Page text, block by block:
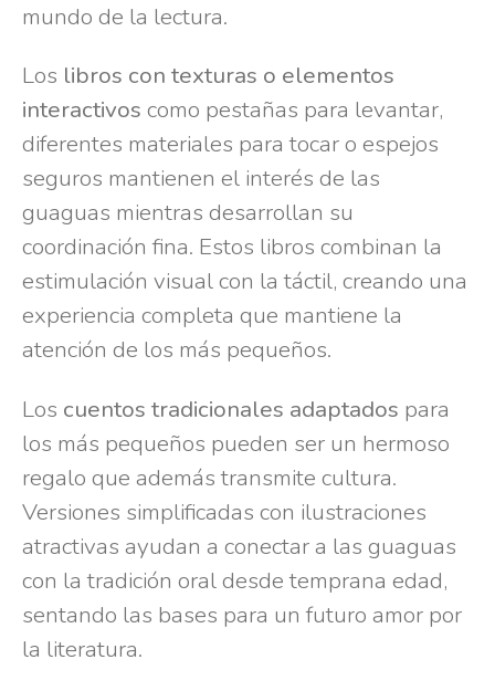
mundo de la lectura.
Los libros con texturas o elementos
interactivos como pestañas para levantar,
diferentes materiales para tocar o espejos
seguros mantienen el interés de las
guaguas mientras desarrollan su
coordinación fina. Estos libros combinan la
estimulación visual con la táctil, creando una
experiencia completa que mantiene la
atención de los más pequeños.
Los cuentos tradicionales adaptados para
los más pequeños pueden ser un hermoso
regalo que además transmite cultura.
Versiones simplificadas con ilustraciones
atractivas ayudan a conectar a las guaguas
con la tradición oral desde temprana edad,
sentando las bases para un futuro amor por
la literatura.